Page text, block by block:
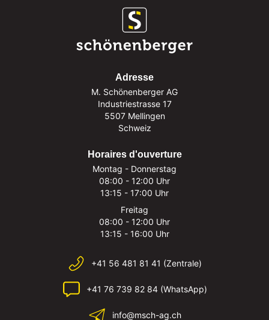
Adresse
M. Schönenberger AG
Industriestrasse 17
5507 Mellingen
Schweiz
Horaires d'ouverture
Montag - Donnerstag
08:00 - 12:00 Uhr
13:15 - 17:00 Uhr
Freitag
08:00 - 12:00 Uhr
13:15 - 16:00 Uhr
+41 56 481 81 41 (Zentrale)
+41 76 739 82 84 (WhatsApp)
info@msch-ag.ch